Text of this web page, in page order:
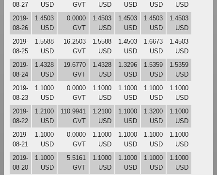
08-27
USD
GVT
USD
USD
USD
USD
2019-
08-26
1.4503
USD
0.0000
GVT
1.4503
USD
1.4503
USD
1.4503
USD
1.4503
USD
2019-
08-25
1.5588
USD
16.2503
GVT
1.5588
USD
1.4503
USD
1.6673
USD
1.4503
USD
2019-
08-24
1.4328
USD
19.6770
GVT
1.4328
USD
1.3296
USD
1.5359
USD
1.5359
USD
2019-
08-23
1.1000
USD
0.0000
GVT
1.1000
USD
1.1000
USD
1.1000
USD
1.1000
USD
2019-
08-22
1.2100
USD
110.9941
GVT
1.2100
USD
1.1000
USD
1.3200
USD
1.1000
USD
2019-
08-21
1.1000
USD
0.0000
GVT
1.1000
USD
1.1000
USD
1.1000
USD
1.1000
USD
2019-
08-20
1.1000
USD
5.5161
GVT
1.1000
USD
1.1000
USD
1.1000
USD
1.1000
USD